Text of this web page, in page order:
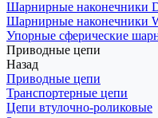
Шарнирные наконечники
Шарнирные наконечники
Упорные сферические
Приводные цепи
Назад
Приводные цепи
Транспортерные цепи
Цепи втулочно-роликовые